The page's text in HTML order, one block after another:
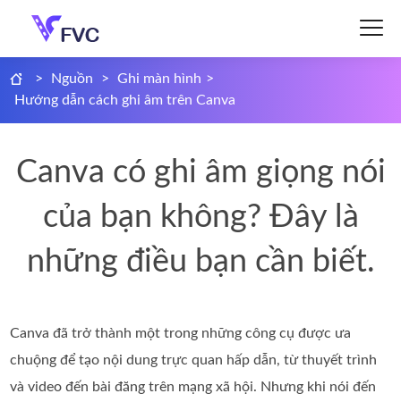
> Nguồn > Ghi màn hình >
Hướng dẫn cách ghi âm trên Canva
Canva có ghi âm giọng nói
của bạn không? Đây là
những điều bạn cần biết.
Canva đã trở thành một trong những công cụ được ưa
chuộng để tạo nội dung trực quan hấp dẫn, từ thuyết trình
và video đến bài đăng trên mạng xã hội. Nhưng khi nói đến